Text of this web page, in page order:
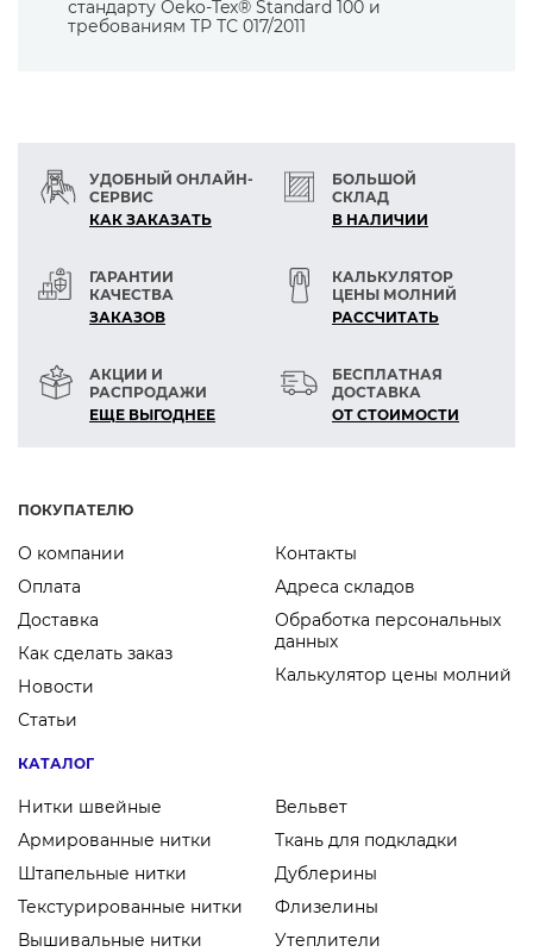
0361 0082 1423 0260
1428 0331 0240 0787
1168 1379 0262 0160
-другие цвета Белфил можно заказать:
стандарту Оеko-Tex® Standard 100 и
требованиям ТР ТС 017/2011
УДОБНЫЙ ОНЛАЙН-
СЕРВИС
КАК ЗАКАЗАТЬ
БОЛЬШОЙ
СКЛАД
В НАЛИЧИИ
ГАРАНТИИ
КАЧЕСТВА
ЗАКАЗОВ
КАЛЬКУЛЯТОР
ЦЕНЫ МОЛНИЙ
РАСCЧИТАТЬ
АКЦИИ И
РАСПРОДАЖИ
ЕЩЕ ВЫГОДНЕЕ
БЕСПЛАТНАЯ
ДОСТАВКА
ОТ СТОИМОСТИ
ПОКУПАТЕЛЮ
О компании
Оплата
Доставка
Как сделать заказ
Новости
Статьи
Контакты
Адреса складов
Обработка персональных
данных
Калькулятор цены молний
КАТАЛОГ
Нитки швейные
Армированные нитки
Штапельные нитки
Текстурированные нитки
Вышивальные нитки
Вельвет
Ткань для подкладки
Дублерины
Флизелины
Утеплители